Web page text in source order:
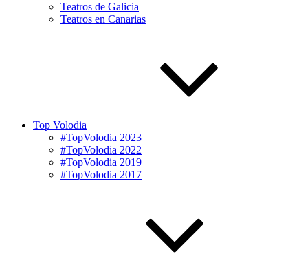
Teatros de Galicia
Teatros en Canarias
Top Volodia
#TopVolodia 2023
#TopVolodia 2022
#TopVolodia 2019
#TopVolodia 2017